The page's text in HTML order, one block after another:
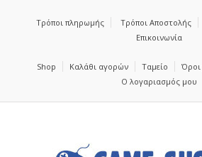
Τρόποι πληρωμής Τρόποι Αποστολής
Επικοινωνία
Shop Καλάθι αγορών Ταμείο
Όροι
Ο λογαριασμός μου